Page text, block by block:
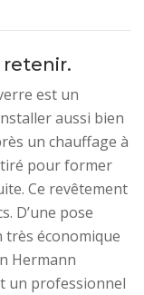
retenir.
est un
aussi bien
un chauffage à
pour former
Ce revêtement
D’une pose
très économique
Hermann
un professionnel